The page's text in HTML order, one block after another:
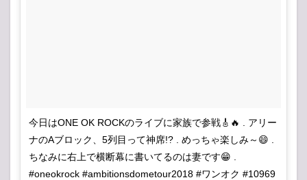
今日はONE OK ROCKのライブに家族で参戦🎸🔥 . アリー
ナのAブロック、5列目って神席!? . めっちゃ楽しみ～😄 .
ちなみに右上で横断幕に書いてるのは妻です😁 .
#oneokrock #ambitionsdometour2018 #ワンオク #10969